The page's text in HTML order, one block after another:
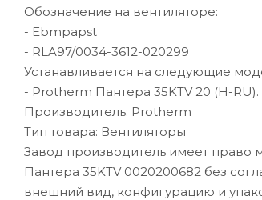
Обозначение на вентиляторе:
- Ebmpapst
- RLA97/0034-3612-020299
Устанавливается на следующие
- Protherm Пантера 35KTV 20 (H-RU).
Производитель: Protherm
Тип товара: Вентиляторы
Завод производитель имеет право
Пантера 35KTV 0020200682 без
внешний вид, конфигурацию и